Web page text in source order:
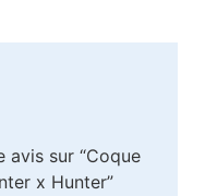
avis sur “Coque
x Hunter”